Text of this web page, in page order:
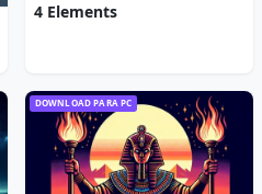
4 Elements
DOWNLOAD PARA PC